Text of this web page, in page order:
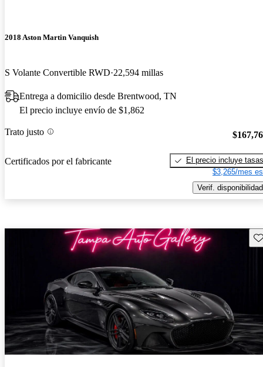
2018 Aston Martin Vanquish
S Volante Convertible RWD 22,594 millas
Entrega a domicilio desde Brentwood, TN
El precio incluye envío de $1,862
Trato justo
Certificados por el fabricante
El precio incluye tasas
$3,265/mes
Verif. disponibilidad